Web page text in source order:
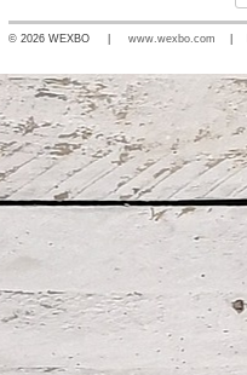
© 2026 WEXBO | www.wexbo.com